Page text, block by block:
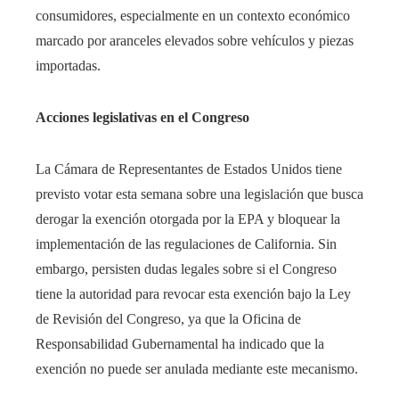
consumidores, especialmente en un contexto económico
marcado por aranceles elevados sobre vehículos y piezas
importadas.​
Acciones legislativas en el Congreso
La Cámara de Representantes de Estados Unidos tiene
previsto votar esta semana sobre una legislación que busca
derogar la exención otorgada por la EPA y bloquear la
implementación de las regulaciones de California. Sin
embargo, persisten dudas legales sobre si el Congreso
tiene la autoridad para revocar esta exención bajo la Ley
de Revisión del Congreso, ya que la Oficina de
Responsabilidad Gubernamental ha indicado que la
exención no puede ser anulada mediante este mecanismo.​